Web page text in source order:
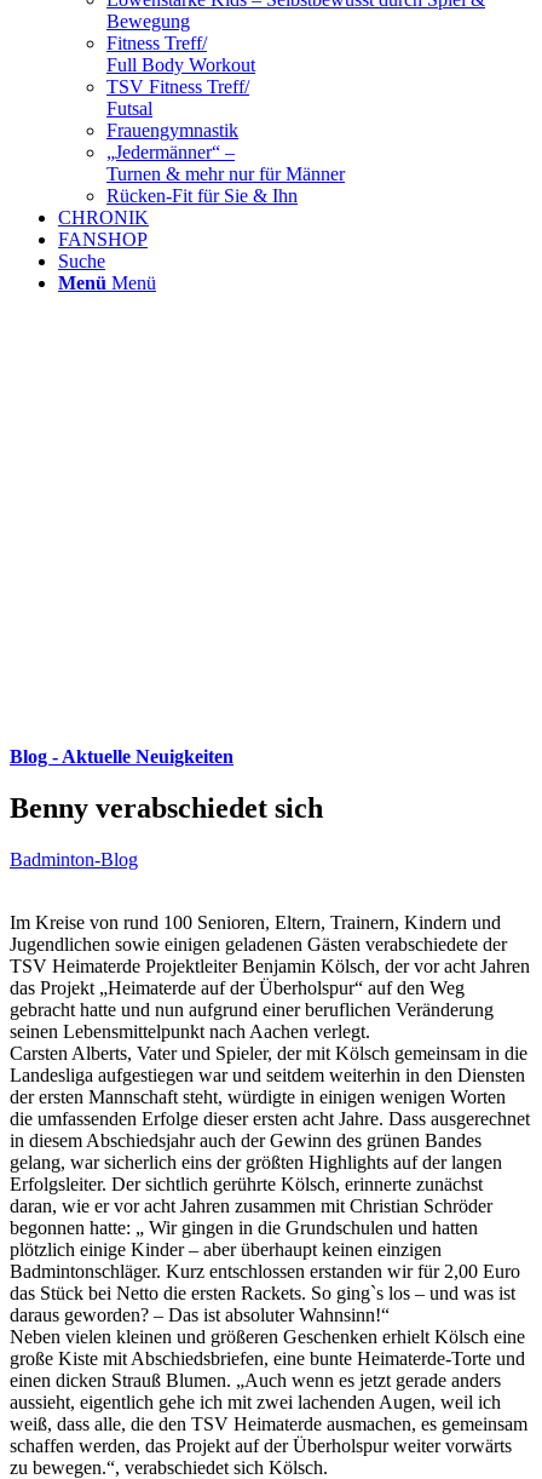
Bewegung
Fitness Treff/
Full Body Workout
TSV Fitness Treff/
Futsal
Frauengymnastik
„Jedermänner“ –
Turnen & mehr nur für Männer
Rücken-Fit für Sie & Ihn
CHRONIK
FANSHOP
Suche
Menü Menü
Blog - Aktuelle Neuigkeiten
Benny verabschiedet sich
Badminton-Blog
Im Kreise von rund 100 Senioren, Eltern, Trainern, Kindern und
Jugendlichen sowie einigen geladenen Gästen verabschiedete der
TSV Heimaterde Projektleiter Benjamin Kölsch, der vor acht Jahren
das Projekt „Heimaterde auf der Überholspur“ auf den Weg
gebracht hatte und nun aufgrund einer beruflichen Veränderung
seinen Lebensmittelpunkt nach Aachen verlegt.
Carsten Alberts, Vater und Spieler, der mit Kölsch gemeinsam in die
Landesliga aufgestiegen war und seitdem weiterhin in den Diensten
der ersten Mannschaft steht, würdigte in einigen wenigen Worten
die umfassenden Erfolge dieser ersten acht Jahre. Dass ausgerechnet
in diesem Abschiedsjahr auch der Gewinn des grünen Bandes
gelang, war sicherlich eins der größten Highlights auf der langen
Erfolgsleiter. Der sichtlich gerührte Kölsch, erinnerte zunächst
daran, wie er vor acht Jahren zusammen mit Christian Schröder
begonnen hatte: „ Wir gingen in die Grundschulen und hatten
plötzlich einige Kinder – aber überhaupt keinen einzigen
Badmintonschläger. Kurz entschlossen erstanden wir für 2,00 Euro
das Stück bei Netto die ersten Rackets. So ging`s los – und was ist
daraus geworden? – Das ist absoluter Wahnsinn!“
Neben vielen kleinen und größeren Geschenken erhielt Kölsch eine
große Kiste mit Abschiedsbriefen, eine bunte Heimaterde-Torte und
einen dicken Strauß Blumen. „Auch wenn es jetzt gerade anders
aussieht, eigentlich gehe ich mit zwei lachenden Augen, weil ich
weiß, dass alle, die den TSV Heimaterde ausmachen, es gemeinsam
schaffen werden, das Projekt auf der Überholspur weiter vorwärts
zu bewegen.“, verabschiedet sich Kölsch.